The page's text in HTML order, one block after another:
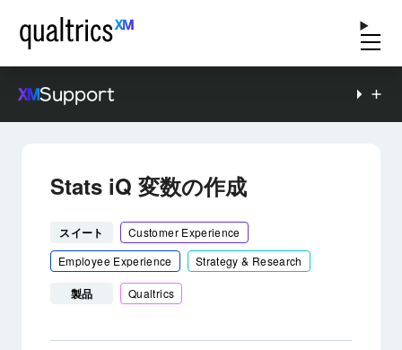
Support
Stats iQ 変数の作成
スイート
Customer Experience
Employee Experience
Strategy & Research
製品 Qualtrics